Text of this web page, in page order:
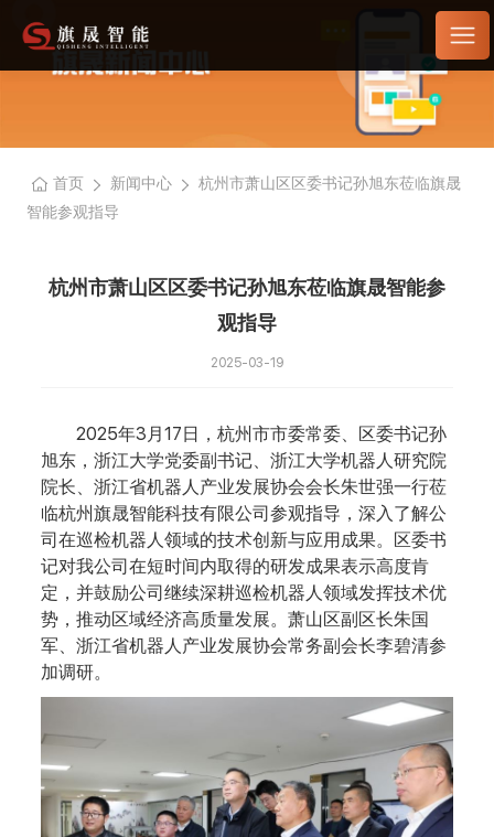
首页 新闻中心
杭州市萧山区区委书记孙旭东莅临旗晟
智能参观指导
杭州市萧山区区委书记孙旭东莅临旗晟智能参
观指导
2025-03-19
2025年3月17日，杭州市市委常委、区委书记孙
旭东，浙江大学党委副书记、浙江大学机器人研究院
院长、浙江省机器人产业发展协会会长朱世强一行莅
临杭州旗晟智能科技有限公司参观指导，深入了解公
司在巡检机器人领域的技术创新与应用成果。区委书
记对我公司在短时间内取得的研发成果表示高度肯
定，并鼓励公司继续深耕巡检机器人领域发挥技术优
势，推动区域经济高质量发展。萧山区副区长朱国
军、浙江省机器人产业发展协会常务副会长李碧清参
加调研。